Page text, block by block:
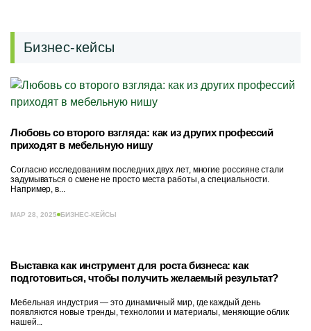
Бизнес-кейсы
Любовь со второго взгляда: как из других профессий
приходят в мебельную нишу
Согласно исследованиям последних двух лет, многие россияне стали
задумываться о смене не просто места работы, а специальности.
Например, в...
МАР 28, 2025 БИЗНЕС-КЕЙСЫ
Выставка как инструмент для роста бизнеса: как
подготовиться, чтобы получить желаемый результат?
Мебельная индустрия — это динамичный мир, где каждый день
появляются новые тренды, технологии и материалы, меняющие облик
нашей...